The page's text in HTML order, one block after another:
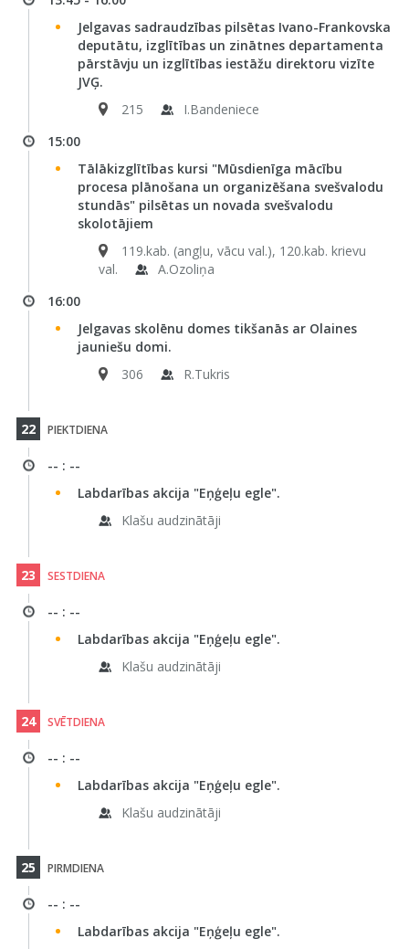
Jelgavas sadraudzības pilsētas Ivano-Frankovska
deputātu, izglītības un zinātnes departamenta
pārstāvju un izglītības iestāžu direktoru vizīte
JVĢ.
215
I.Bandeniece
15:00
Tālākizglītības kursi "Mūsdienīga mācību
procesa plānošana un organizēšana svešvalodu
stundās" pilsētas un novada svešvalodu
skolotājiem
119.kab. (angļu, vācu val.), 120.kab. krievu
val.
A.Ozoliņa
16:00
Jelgavas skolēnu domes tikšanās ar Olaines
jauniešu domi.
306
R.Tukris
22 PIEKTDIENA
-- : --
Labdarības akcija "Eņģeļu egle".
Klašu audzinātāji
23 SESTDIENA
-- : --
Labdarības akcija "Eņģeļu egle".
Klašu audzinātāji
24 SVĒTDIENA
-- : --
Labdarības akcija "Eņģeļu egle".
Klašu audzinātāji
25 PIRMDIENA
-- : --
Labdarības akcija "Eņģeļu egle".